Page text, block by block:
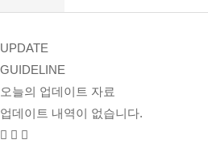
UPDATE
GUIDELINE
오늘의 업데이트 자료
업데이트 내역이 없습니다.